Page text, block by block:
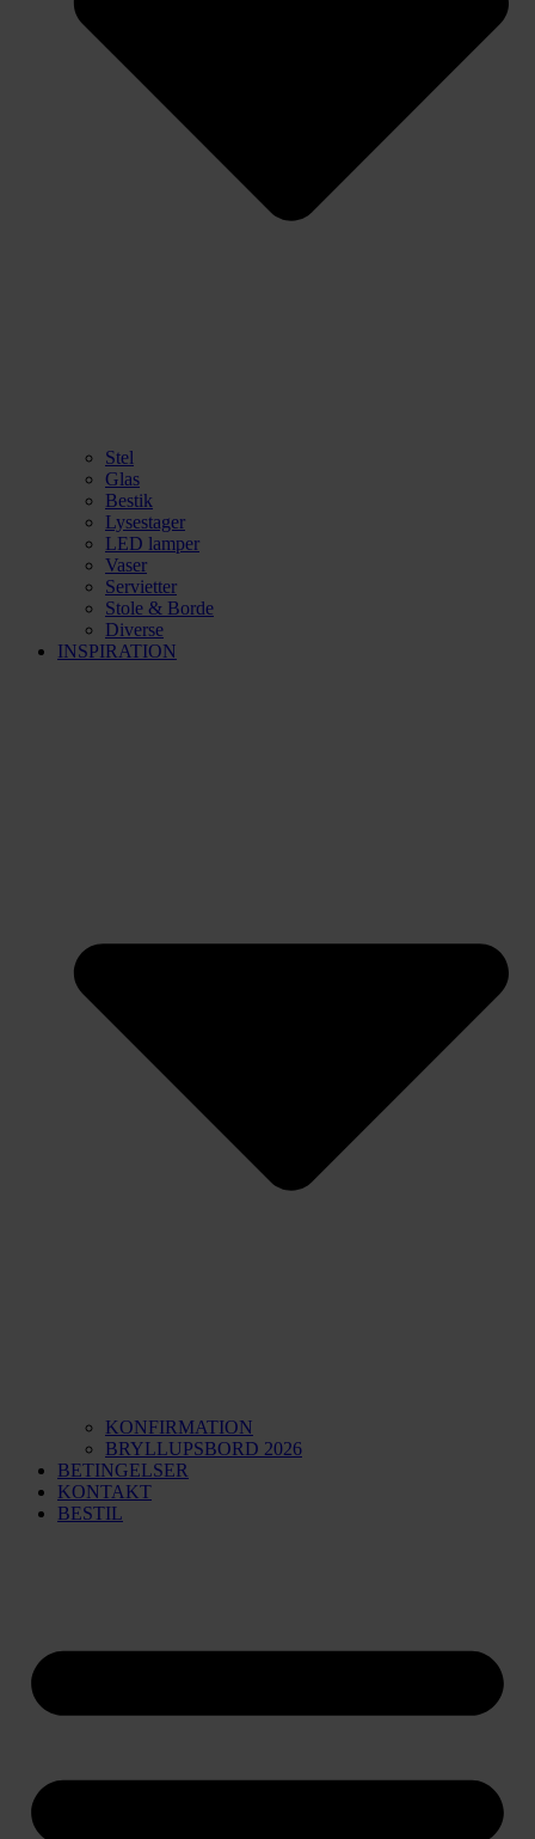
Stel
Glas
Bestik
Lysestager
LED lamper
Vaser
Servietter
Stole & Borde
Diverse
INSPIRATION
KONFIRMATION
BRYLLUPSBORD 2026
BETINGELSER
KONTAKT
BESTIL